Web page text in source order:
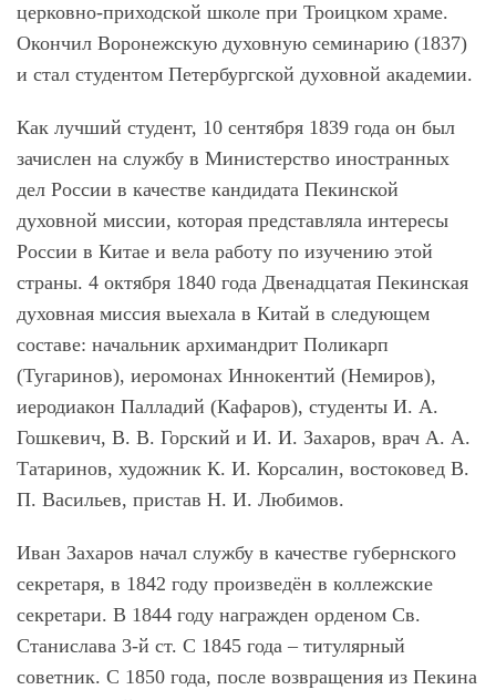
церковно-приходской школе при Троицком храме.
Окончил Воронежскую духовную семинарию (1837)
и стал студентом Петербургской духовной академии.
Как лучший студент, 10 сентября 1839 года он был
зачислен на службу в Министерство иностранных
дел России в качестве кандидата Пекинской
духовной миссии, которая представляла интересы
России в Китае и вела работу по изучению этой
страны. 4 октября 1840 года Двенадцатая Пекинская
духовная миссия выехала в Китай в следующем
составе: начальник архимандрит Поликарп
(Тугаринов), иеромонах Иннокентий (Немиров),
иеродиакон Палладий (Кафаров), студенты И. А.
Гошкевич, В. В. Горский и И. И. Захаров, врач А. А.
Татаринов, художник К. И. Корсалин, востоковед В.
П. Васильев, пристав Н. И. Любимов.
Иван Захаров начал службу в качестве губернского
секретаря, в 1842 году произведён в коллежские
секретари. В 1844 году награжден орденом Св.
Станислава 3-й ст. С 1845 года – титулярный
советник. С 1850 года, после возвращения из Пекина